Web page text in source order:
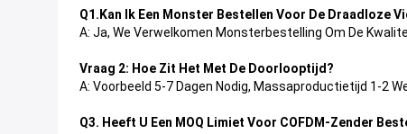
Q1. Kan Ik Een Monster Bestellen Voor De Draadloze
A: Ja, We Verwelkomen Monsterbestelling Om De
Vraag 2: Hoe Zit Het Met De Doorlooptijd?
A: Voorbeeld 5-7 Dagen Nodig, Massaproductietijd 1-2
Q3. Heeft U Een MOQ Limiet Voor COFDM-Zender